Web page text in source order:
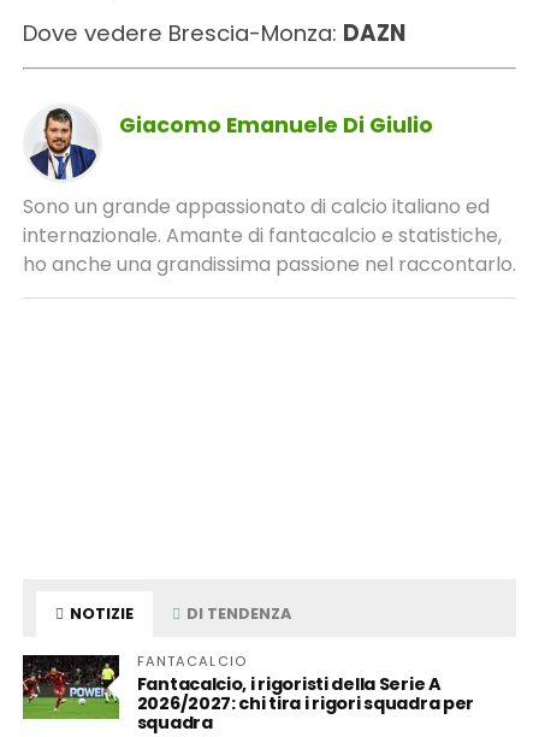
Dove vedere Brescia-Monza: DAZN
Giacomo Emanuele Di Giulio
Sono un grande appassionato di calcio italiano ed
internazionale. Amante di fantacalcio e statistiche,
ho anche una grandissima passione nel raccontarlo.
NOTIZIE DI TENDENZA
FANTACALCIO
Fantacalcio, i rigoristi della Serie A
2026/2027: chi tira i rigori squadra per
squadra